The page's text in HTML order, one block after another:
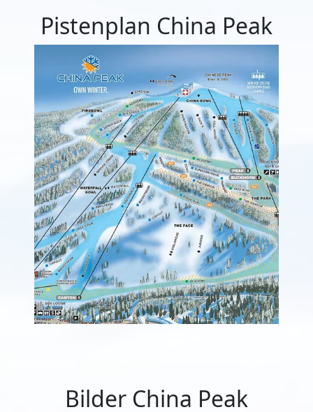
Pistenplan China Peak
Bilder China Peak